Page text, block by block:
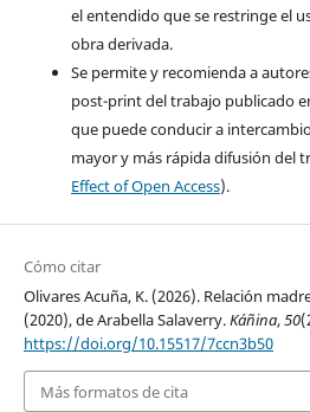
el entendido que se restringe el
obra derivada.
Se permite y recomienda a
post-print del trabajo publicado
que puede conducir a
mayor y más rápida difusión del
Effect of Open Access).
Cómo citar
Olivares Acuña, K. (2026). Relación
(2020), de Arabella Salaverry.Káñina,50
https://doi.org/10.15517/7ccn3b50
Más formatos de cita